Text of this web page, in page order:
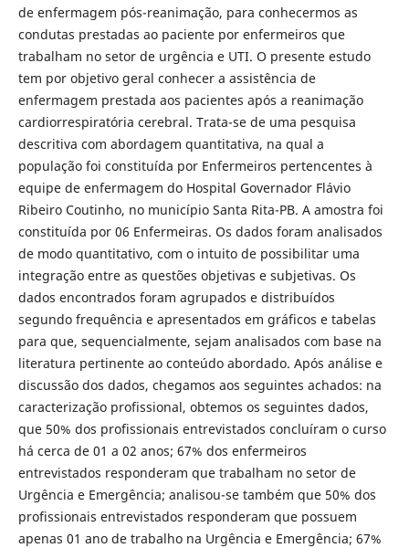
de enfermagem pós-reanimação, para conhecermos as
condutas prestadas ao paciente por enfermeiros que
trabalham no setor de urgência e UTI. O presente estudo
tem por objetivo geral conhecer a assistência de
enfermagem prestada aos pacientes após a reanimação
cardiorrespiratória cerebral. Trata-se de uma pesquisa
descritiva com abordagem quantitativa, na qual a
população foi constituída por Enfermeiros pertencentes à
equipe de enfermagem do Hospital Governador Flávio
Ribeiro Coutinho, no município Santa Rita-PB. A amostra foi
constituída por 06 Enfermeiras. Os dados foram analisados
de modo quantitativo, com o intuito de possibilitar uma
integração entre as questões objetivas e subjetivas. Os
dados encontrados foram agrupados e distribuídos
segundo frequência e apresentados em gráficos e tabelas
para que, sequencialmente, sejam analisados com base na
literatura pertinente ao conteúdo abordado. Após análise e
discussão dos dados, chegamos aos seguintes achados: na
caracterização profissional, obtemos os seguintes dados,
que 50% dos profissionais entrevistados concluíram o curso
há cerca de 01 a 02 anos; 67% dos enfermeiros
entrevistados responderam que trabalham no setor de
Urgência e Emergência; analisou-se também que 50% dos
profissionais entrevistados responderam que possuem
apenas 01 ano de trabalho na Urgência e Emergência; 67%